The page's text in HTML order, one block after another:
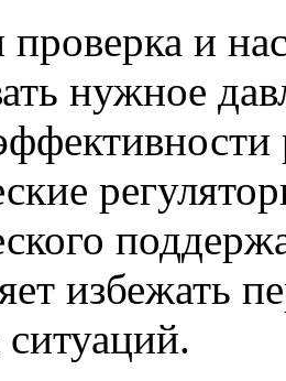
проверка и
нужное
избежать